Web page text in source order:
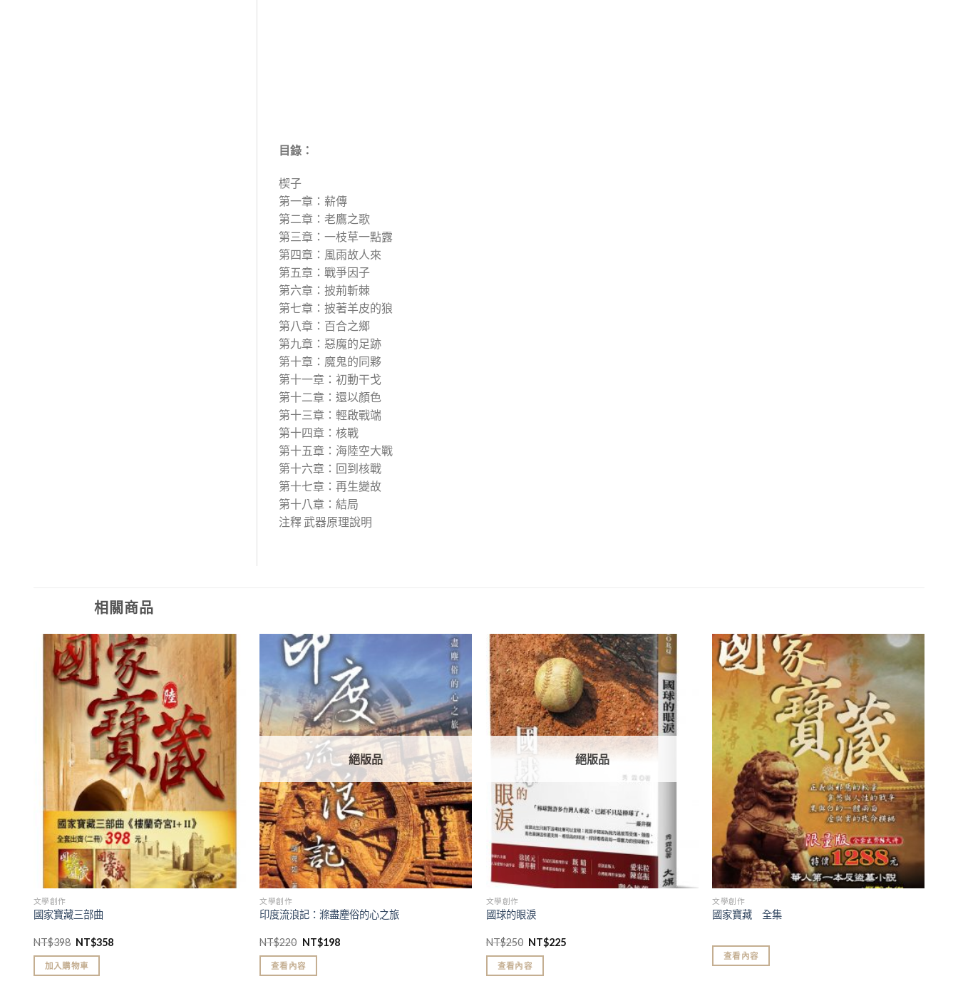
目錄：
楔子
第一章：薪傳
第二章：老鷹之歌
第三章：一枝草一點露
第四章：風雨故人來
第五章：戰爭因子
第六章：披荊斬棘
第七章：披著羊皮的狼
第八章：百合之鄉
第九章：惡魔的足跡
第十章：魔鬼的同夥
第十一章：初動干戈
第十二章：還以顏色
第十三章：輕啟戰端
第十四章：核戰
第十五章：海陸空大戰
第十六章：回到核戰
第十七章：再生變故
第十八章：結局
注釋 武器原理說明
相關商品
加入
「願
望清
單」
文學創作
國家寶藏三部曲
NT$398 NT$358
加入購物車
加入
「願
望清
單」
絕版品
文學創作
印度流浪記：滌盡塵俗的心之旅
NT$220 NT$198
查看內容
加入
「願
望清
單」
絕版品
文學創作
國球的眼淚
NT$250 NT$225
查看內容
加入
文學創作
國家寶藏 全集
查看內容